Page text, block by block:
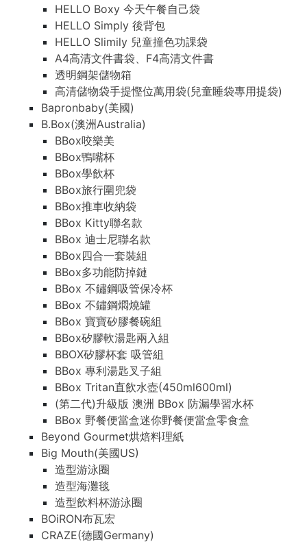
HELLO Boxy 今天午餐自己袋
HELLO Simply 後背包
HELLO Slimily 兒童撞色功課袋
A4高清文件書袋、F4高清文件書
透明鋼架儲物箱
高清儲物袋手提慳位萬用袋(兒童睡袋專用提袋)
Bapronbaby(美國)
B.Box(澳洲Australia)
BBox咬樂美
BBox鴨嘴杯
BBox學飲杯
BBox旅行圍兜袋
BBox推車收納袋
BBox Kitty聯名款
BBox 迪士尼聯名款
BBox四合一套裝組
BBox多功能防掉鏈
BBox 不鏽鋼吸管保冷杯
BBox 不鏽鋼燜燒罐
BBox 寶寶矽膠餐碗組
BBox矽膠軟湯匙兩入組
BBOX矽膠杯套 吸管組
BBox 專利湯匙叉子組
BBox Tritan直飲水壺(450ml600ml)
(第二代)升級版 澳洲 BBox 防漏學習水杯
BBox 野餐便當盒迷你野餐便當盒零食盒
Beyond Gourmet烘焙料理紙
Big Mouth(美國US)
造型游泳圈
造型海灘毯
造型飲料杯游泳圈
BOiRON布瓦宏
CRAZE(德國Germany)